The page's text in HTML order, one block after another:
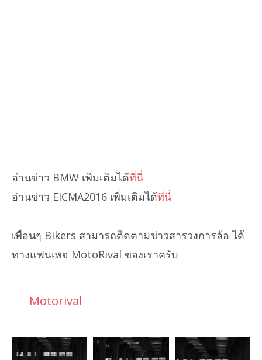
อ่านข่าว BMW เพิ่มเติมได้ที่นี่
อ่านข่าว EICMA2016 เพิ่มเติมได้ที่นี่
เพื่อนๆ Bikers สามารถติดตามข่าวสารวงการล้อ ได้
ทางแฟนเพจ MotoRival ของเราครับ
Motorival